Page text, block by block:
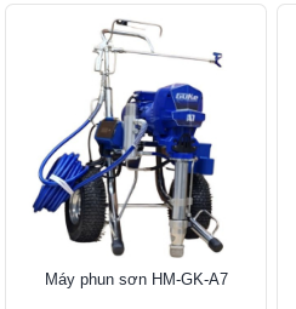
Máy phun sơn HM-GK-A7